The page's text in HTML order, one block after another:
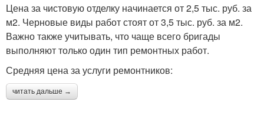
Цена за чистовую отделку начинается от 2,5 тыс. руб. за
м2. Черновые виды работ стоят от 3,5 тыс. руб. за м2.
Важно также учитывать, что чаще всего бригады
выполняют только один тип ремонтных работ.
Средняя цена за услуги ремонтников:
читать дальше →